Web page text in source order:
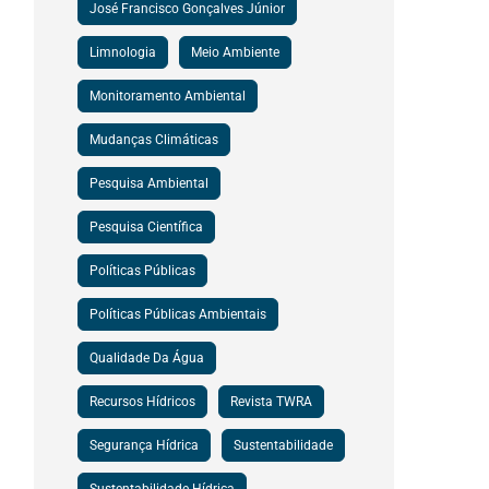
José Francisco Gonçalves Júnior
Limnologia Meio Ambiente
Monitoramento Ambiental
Mudanças Climáticas
Pesquisa Ambiental
Pesquisa Científica
Políticas Públicas
Políticas Públicas Ambientais
Qualidade Da Água
Recursos Hídricos Revista TWRA
Segurança Hídrica Sustentabilidade